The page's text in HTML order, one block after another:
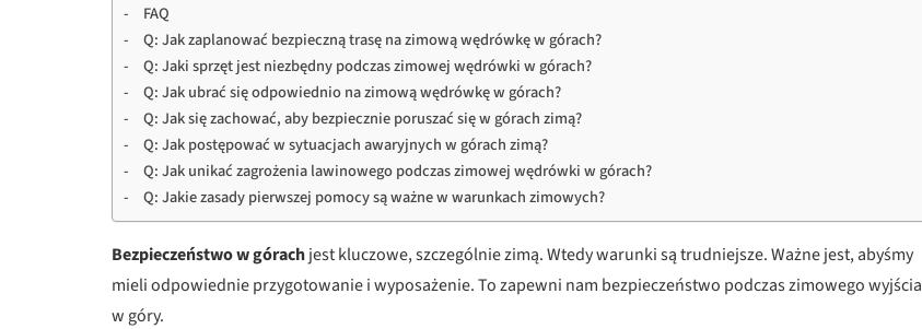
FAQ
Q: Jak zaplanować bezpieczną trasę na zimową wędrówkę w górach?
Q: Jaki sprzęt jest niezbędny podczas zimowej wędrówki w górach?
Q: Jak ubrać się odpowiednio na zimową wędrówkę w górach?
Q: Jak się zachować, aby bezpiecznie poruszać się w górach zimą?
Q: Jak postępować w sytuacjach awaryjnych w górach zimą?
Q: Jak unikać zagrożenia lawinowego podczas zimowej wędrówki w górach?
Q: Jakie zasady pierwszej pomocy są ważne w warunkach zimowych?
Bezpieczeństwo w górachjest kluczowe, szczególnie zimą. Wtedy warunki są trudniejsze. Ważne jest, abyśmy
mieli odpowiednie przygotowanie i wyposażenie. To zapewni nam bezpieczeństwo podczas zimowego wyjścia
w góry.